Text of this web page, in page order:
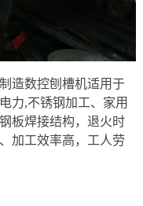
造数控刨槽机适用于
力,不锈钢加工、家用
板焊接结构，退火时
加工效率高，工人劳